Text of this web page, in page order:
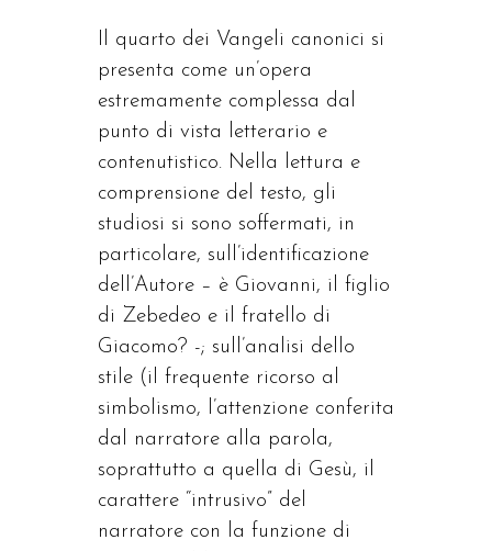
Il quarto dei Vangeli canonici si
presenta come un’opera
estremamente complessa dal
punto di vista letterario e
contenutistico. Nella lettura e
comprensione del testo, gli
studiosi si sono soffermati, in
particolare, sull’identificazione
dell’Autore – è Giovanni, il figlio
di Zebedeo e il fratello di
Giacomo? -; sull’analisi dello
stile (il frequente ricorso al
simbolismo, l’attenzione conferita
dal narratore alla parola,
soprattutto a quella di Gesù, il
carattere “intrusivo” del
narratore con la funzione di